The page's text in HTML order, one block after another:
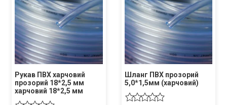
Рукав ПВХ харчовий
прозорий 18*2,5 мм
харчовий 18*2,5 мм
Шланг ПВХ прозорий
5,0*1,5мм (харчовий)